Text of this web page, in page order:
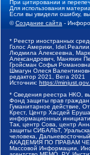
При цитировании и
Для использования
Если вы увидели ошибку,
©Создание сайта -
* Реестр иностранных
Голос Америки,
Людмила Алексеевна,
Александрович, Маняхин
Гройсман Софья
Шмагун Олеся
редактор 2021, Вега 2021
Источник: https://
* Сведения реестра НКО,
Фонд защиты прав
Гуманитарное действие,
Крест, Центр Хасдей
информационных
Так, центр Сова, центр
защиты СИБАЛЬТ,
человека,
АКАДЕМИЯ ПО ПРАВАМ
Массовой Информации,